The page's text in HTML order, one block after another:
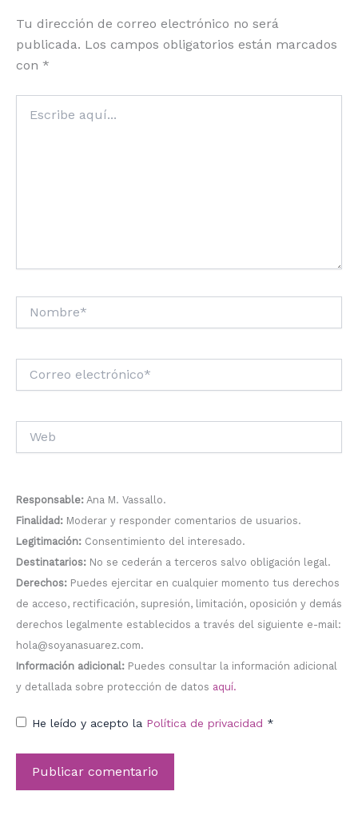
Tu dirección de correo electrónico no será
publicada. Los campos obligatorios están marcados
con *
aquí...
electrónico*
Responsable: Ana M. Vassallo.
Finalidad: Moderar y responder comentarios de usuarios.
Legitimación: Consentimiento del interesado.
Destinatarios: No se cederán a terceros salvo obligación legal.
Derechos: Puedes ejercitar en cualquier momento tus derechos
de acceso, rectificación, supresión, limitación, oposición y demás
derechos legalmente establecidos a través del siguiente e-mail:
hola@soyanasuarez.com.
Información adicional: Puedes consultar la información adicional
y detallada sobre protección de datos aquí.
He leído y acepto la Política de privacidad *